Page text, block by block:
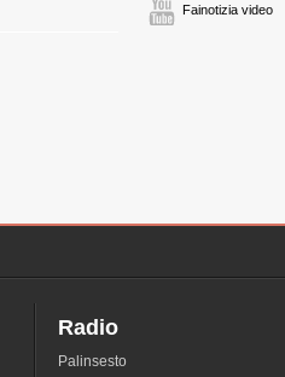
Fainotizia video
Radio
Palinsesto